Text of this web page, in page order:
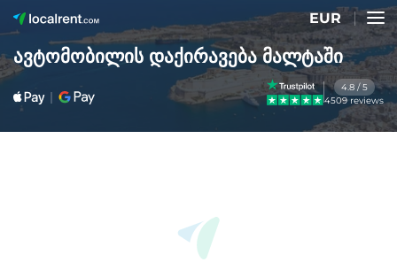
EUR
ავტომობილის დაქირავება მალტაში
4.8 / 5
4509 reviews